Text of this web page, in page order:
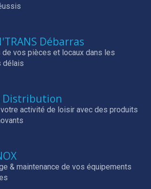
Débarras
de vos pièces et locaux dans les
délais
Distribution
activité de loisir avec des produits
& maintenance de vos équipements